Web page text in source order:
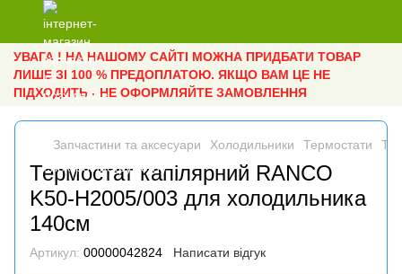
УВАГА ! НА НАШОМУ САЙТІ МОЖНА ПРИДБАТИ ТОВАР
ЛИШЕ ЗІ 100 % ПРЕДОПЛАТОЮ. ЯКЩО ВАМ ЦЕ НЕ
ПІДХОДИТЬ - НЕ ОФОРМЛЯЙТЕ ЗАМОВЛЕННЯ
Запчастини та аксесуари Холодильники Термостати
Термостат капілярний RANCO
K50-Н2005/003 для холодильника
140см
Артикул: 00000042824 Написати відгук